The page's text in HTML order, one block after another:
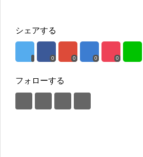
シェアする
0 0 0 0
フォローする